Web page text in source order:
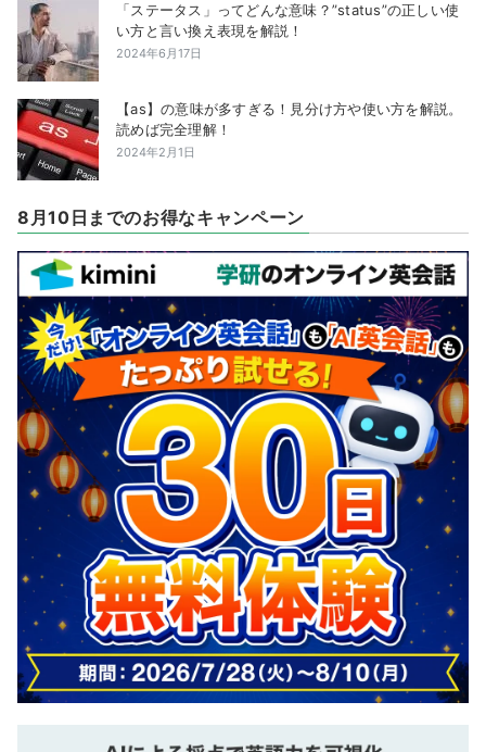
「ステータス」ってどんな意味？”status”の正しい使
い方と言い換え表現を解説！
2024年6月17日
【as】の意味が多すぎる！見分け方や使い方を解説。
読めば完全理解！
2024年2月1日
8月10日までのお得なキャンペーン